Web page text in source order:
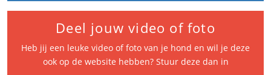
Deel jouw video of foto
Heb jij een leuke video of foto van je hond en wil je deze
ook op de website hebben? Stuur deze dan in